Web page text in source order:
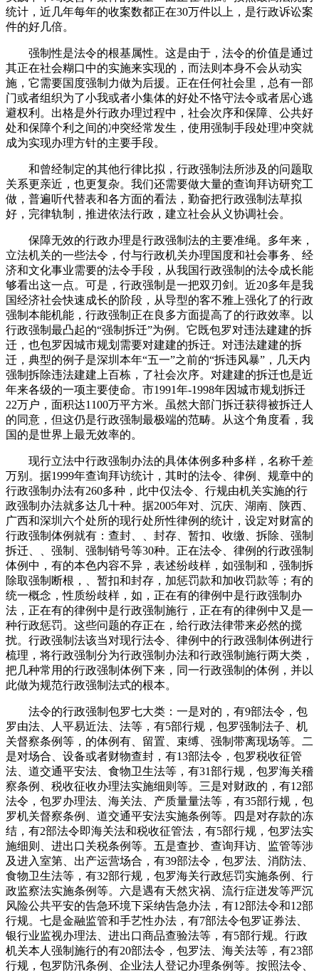
统计，近几年每年的收案数都正在30万件以上，是行政诉讼案
件的好几倍。
强制性是法令的根基属性。这是由于，法令的价值是通过
其正在社会糊口中的实施来实现的，而法则本身不会从动实
施，它需要国度强制力做为后援。正在任何社会里，总有一部
门或者组织为了小我或者小集体的好处不恪守法令或者居心逃
避权利。出格是外行政办理过程中，社会次序和保障、公共好
处和保障个利之间的冲突经常发生，使用强制手段处理冲突就
成为实现办理方针的主要手段。
和曾经制定的其他行律比拟，行政强制法所涉及的问题取
关系更亲近，也更复杂。我们还需要做大量的查询拜访研究工
做，普遍听代替表和各方面的看法，勤奋把行政强制法草拟
好，完律轨制，推进依法行政，建立社会从义协调社会。
保障无效的行政办理是行政强制法的主要准绳。多年来，
立法机关的一些法令，付与行政机关办理国度和社会事务、经
济和文化事业需要的法令手段，从我国行政强制的法令成长能
够看出这一点。可是，行政强制是一把双刃剑。近20多年是我
国经济社会快速成长的阶段，从导型的客不雅上强化了的行政
强制本能机能，行政强制正在良多方面提高了的行政效率。以
行政强制最凸起的“强制拆迁”为例。它既包罗对违法建建的拆
迁，也包罗因城市规划需要对建建的拆迁。对违法建建的拆
迁，典型的例子是深圳本年“五一”之前的“拆违风暴”，几天内
强制拆除违法建建上百栋，了社会次序。对建建的拆迁也是近
年来各级的一项主要使命。市1991年-1998年因城市规划拆迁
22万户，面积达1100万平方米。虽然大部门拆迁获得被拆迁人
的同意，但这仍是行政强制最极端的范畴。从这个角度看，我
国的是世界上最无效率的。
现行立法中行政强制办法的具体体例多种多样，名称千差
万别。据1999年查询拜访统计，其时的法令、律例、规章中的
行政强制办法有260多种，此中仅法令、行规由机关实施的行
政强制办法就多达几十种。据2005年对、沉庆、湖南、陕西、
广西和深圳六个处所的现行处所性律例的统计，设定对财富的
行政强制体例就有：查封、、封存、暂扣、收缴、拆除、强制
拆迁、、强制、强制销号等30种。正在法令、律例的行政强制
体例中，有的本色内容不异，表述纷歧样，如强制和，强制拆
除取强制断根，、暂扣和封存，加惩罚款和加收罚款等；有的
统一概念，性质纷歧样，如，正在有的律例中是行政强制办
法，正在有的律例中是行政强制施行，正在有的律例中又是一
种行政惩罚。这些问题的存正在，给行政法律带来必然的搅
扰。行政强制法该当对现行法令、律例中的行政强制体例进行
梳理，将行政强制分为行政强制办法和行政强制施行两大类，
把几种常用的行政强制体例下来，同一行政强制的体例，并以
此做为规范行政强制法式的根本。
法令的行政强制包罗七大类：一是对的，有9部法令，包
罗由法、人平易近法、法等，有5部行规，包罗强制法子、机
关督察条例等，的体例有、留置、束缚、强制带离现场等。二
是对场合、设备或者财物查封，有13部法令，包罗税收征管
法、道交通平安法、食物卫生法等，有31部行规，包罗海关稽
察条例、税收征收办理法实施细则等。三是对财政的，有12部
法令，包罗办理法、海关法、产质量量法等，有35部行规，包
罗机关督察条例、道交通平安法实施条例等。四是对存款的冻
结，有2部法令即海关法和税收征管法，有5部行规，包罗法实
施细则、进出口关税条例等。五是查抄、查询拜访、监管等涉
及进入室第、出产运营场合，有39部法令，包罗法、消防法、
食物卫生法等，有32部行规，包罗海关行政惩罚实施条例、行
政监察法实施条例等。六是遇有天然灾祸、流行症迸发等严沉
风险公共平安的告急环境下采纳告急办法，有12部法令和12部
行规。七是金融监管和手艺性办法，有7部法令包罗证券法、
银行业监视办理法、进出口商品查验法等，有5部行规。行政
机关本人强制施行的有20部法令，包罗法、海关法等，有23部
行规，包罗防汛条例、企业法人登记办理条例等。按照法令、